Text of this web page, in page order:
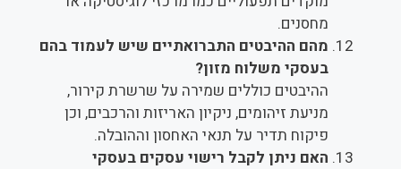
מחסנים.
מהם ההיבטים התברואתיים שיש לעמוד בהם
בעסקי משלוח מזון?
ההיבטים כוללים שמירה על שרשרת קירור,
מניעת זיהומים, ניקיון האריזות והרכבים, וכן
פיקוח תדיר על תנאי האחסון וההובלה.
האם ניתן לקבל רישוי עסקים בעסקי